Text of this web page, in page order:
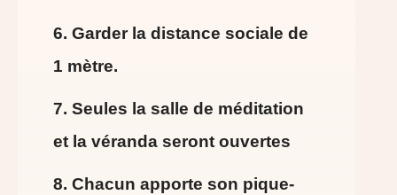
6. Garder la distance sociale de
1 mètre.
7. Seules la salle de méditation
et la véranda seront ouvertes
8. Chacun apporte son pique-